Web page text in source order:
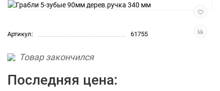
Артикул: 61755
Товар закончился
Последняя цена: